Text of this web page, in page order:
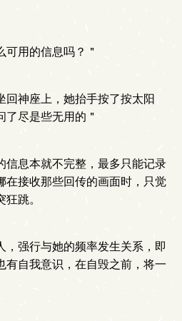
用的信息吗？＂
神座上，她抬手按了按太阳
了尽是些无用的＂
息本就不完整，最多只能记录
在接收那些回传的画面时，只觉
跳。
强行与她的频率发生关系，即
有自我意识，在自毁之前，将一